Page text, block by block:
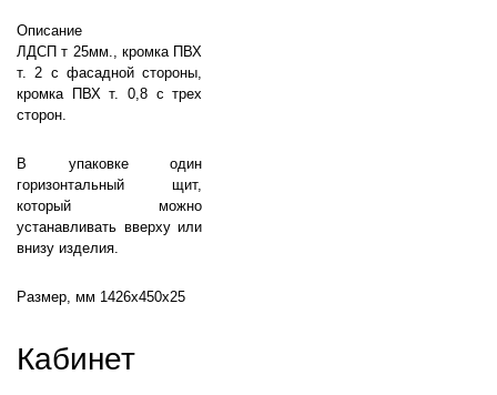
Описание
ЛДСП т 25мм., кромка ПВХ
т. 2 с фасадной стороны,
кромка ПВХ т. 0,8 с трех
сторон.
В упаковке один
горизонтальный щит,
который можно
устанавливать вверху или
внизу изделия.
Размер, мм 1426х450х25
Кабинет